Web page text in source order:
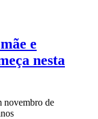
e
nesta
novembro de